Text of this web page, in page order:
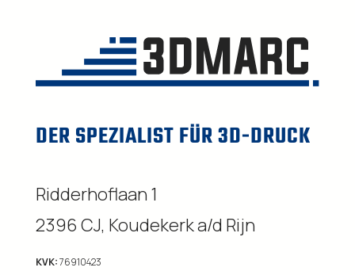
DER SPEZIALIST FÜR 3D-DRUCK
Ridderhoflaan 1
2396 CJ, Koudekerk a/d Rijn
KVK:76910423